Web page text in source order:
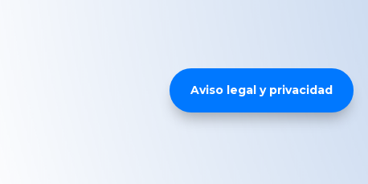
Aviso legal y privacidad